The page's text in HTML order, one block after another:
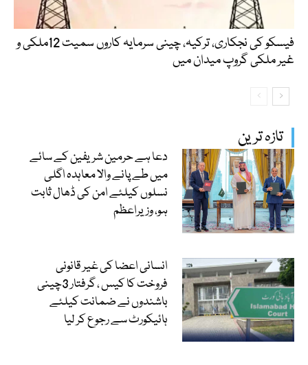
تازہ ترین
دعا ہے حرمین شریفین کے سائے
میں طے پانے والا معاہدہ اگلی
نسلوں کیلئے امن کی ڈھال ثابت
ہو، وزیراعظم
انسانی اعضا کی غیر قانونی
فروخت کا کیس ، گرفتار 3چینی
باشندوں نے ضمانت کیلئے
ہائیکورٹ سے رجوع کر لیا
فیسکو کی نجکاری، ترکیہ، چینی سرمایہ کاروں سمیت 12ملکی و
غیر ملکی گروپ میدان میں